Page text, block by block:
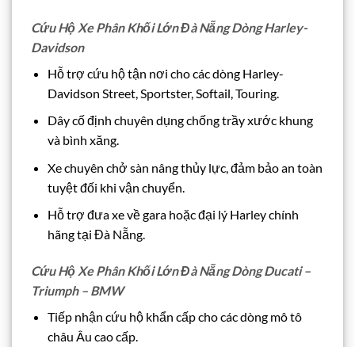
Cứu Hộ Xe Phân Khối Lớn Đà Nẵng Dòng Harley-
Davidson
Hỗ trợ cứu hộ tận nơi cho các dòng Harley-
Davidson Street, Sportster, Softail, Touring.
Dây cố định chuyên dụng chống trầy xước khung
và bình xăng.
Xe chuyên chở sàn nâng thủy lực, đảm bảo an toàn
tuyệt đối khi vận chuyển.
Hỗ trợ đưa xe về gara hoặc đại lý Harley chính
hãng tại Đà Nẵng.
Cứu Hộ Xe Phân Khối Lớn Đà Nẵng Dòng Ducati –
Triumph – BMW
Tiếp nhận cứu hộ khẩn cấp cho các dòng mô tô
châu Âu cao cấp.